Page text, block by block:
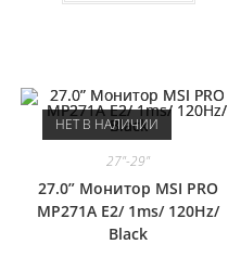
НЕТ В НАЛИЧИИ
27"-29"
27.0” Монитор MSI PRO
MP271A E2/ 1ms/ 120Hz/
Black